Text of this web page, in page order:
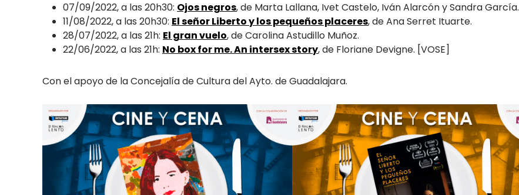
07/09/2022, a las 20h30: Ojos negros, de Marta Lallana, Ivet Castelo, Iván Alarcón y Sandra García.
11/08/2022, a las 20h30: El señor Liberto y los pequeños placeres, de Ana Serret Ituarte.
28/07/2022, a las 21h: El gran vuelo, de Carolina Astudillo Muñoz.
22/06/2022, a las 21h: No box for me. An intersex story, de Floriane Devigne. [VOSE]
Con el apoyo de la Concejalía de Cultura del Ayto. de Guadalajara.